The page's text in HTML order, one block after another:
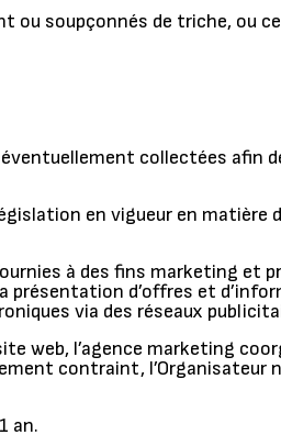
ou soupçonnés de triche, ou
collectées afin
en vigueur en matière
à des fins marketing et
d’offres et
via des réseaux
web, l’agence marketing
contraint,
an.